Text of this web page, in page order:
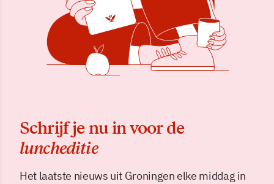
Schrijf je nu in voor de
luncheditie
Het laatste nieuws uit Groningen elke middag in